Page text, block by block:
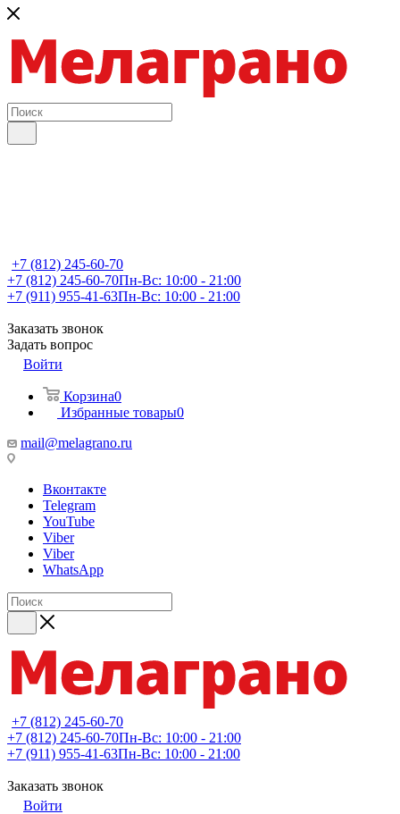
+7 (812) 245-60-70
+7 (812) 245-60-70Пн-Вс: 10:00 - 21:00
+7 (911) 955-41-63Пн-Вс: 10:00 - 21:00
Заказать звонок
Задать вопрос
Войти
Корзина0
Избранные товары0
mail@melagrano.ru
Вконтакте
Telegram
YouTube
Viber
Viber
WhatsApp
+7 (812) 245-60-70
+7 (812) 245-60-70Пн-Вс: 10:00 - 21:00
+7 (911) 955-41-63Пн-Вс: 10:00 - 21:00
Заказать звонок
Войти